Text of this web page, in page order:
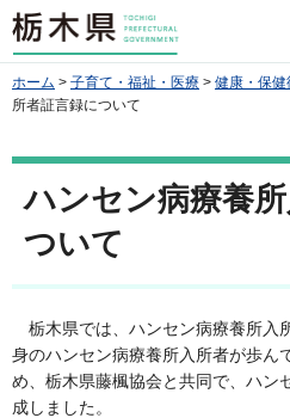
栃木県
ホーム > 子育て・福祉・医療 > 健康・保健
所者証言録について
ハンセン病療養
ついて
栃木県では、ハンセン病療養所入
身のハンセン病療養所入所者が歩ん
め、栃木県藤楓協会と共同で、ハン
成しました。